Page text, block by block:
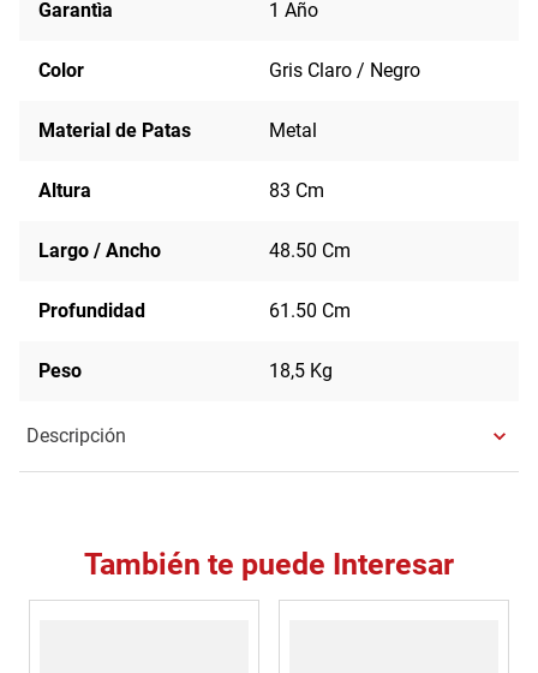
Garantìa 1 Año
Color Gris Claro / Negro
Material de Patas Metal
Altura 83 Cm
Largo / Ancho 48.50 Cm
Profundidad 61.50 Cm
Peso 18,5 Kg
Descripción
También te puede Interesar